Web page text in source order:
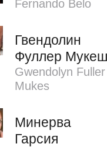
Fernando Belo
Гвендолин
Фуллер Мукеш
Gwendolyn Fuller
Mukes
Минерва
Гарсия